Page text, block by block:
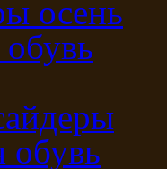
осень
обувь